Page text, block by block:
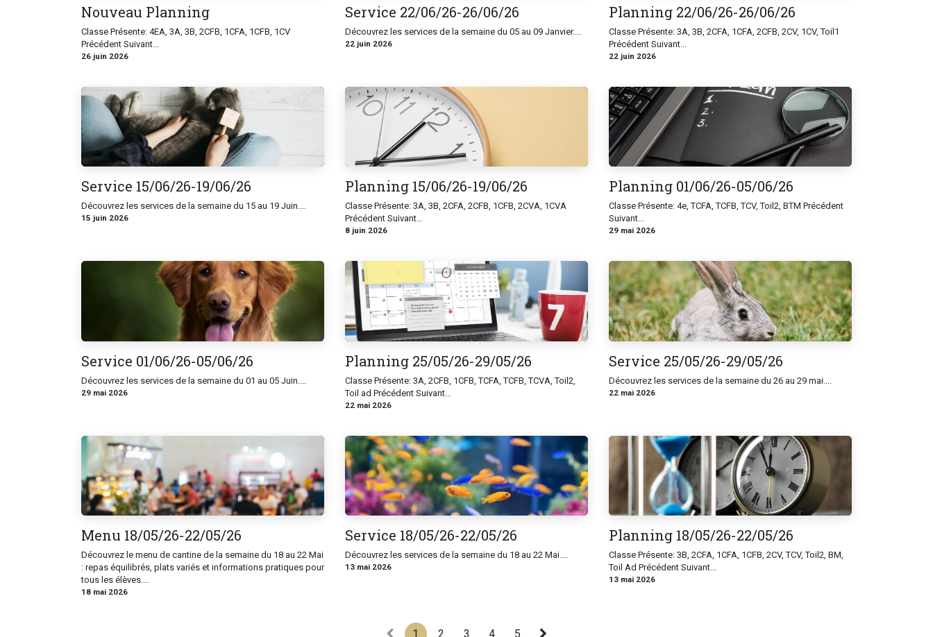
Nouveau Planning
Classe Présente: 4EA, 3A, 3B, 2CFB, 1CFA, 1CFB, 1CV
Précédent Suivant...
26 juin 2026
Service 22/06/26-26/06/26
Découvrez les services de la semaine du 05 au 09 Janvier....
22 juin 2026
Planning 22/06/26-26/06/26
Classe Présente: 3A, 3B, 2CFA, 1CFA, 2CFB, 2CV, 1CV, Toil1
Précédent Suivant...
22 juin 2026
Service 15/06/26-19/06/26
Découvrez les services de la semaine du 15 au 19 Juin....
15 juin 2026
Planning 15/06/26-19/06/26
Classe Présente: 3A, 3B, 2CFA, 2CFB, 1CFB, 2CVA, 1CVA
Précédent Suivant...
8 juin 2026
Planning 01/06/26-05/06/26
Classe Présente: 4e, TCFA, TCFB, TCV, Toil2, BTM Précédent
Suivant...
29 mai 2026
Service 01/06/26-05/06/26
Découvrez les services de la semaine du 01 au 05 Juin....
29 mai 2026
Planning 25/05/26-29/05/26
Classe Présente: 3A, 2CFB, 1CFB, TCFA, TCFB, TCVA, Toil2,
Toil ad Précédent Suivant...
22 mai 2026
Service 25/05/26-29/05/26
Découvrez les services de la semaine du 26 au 29 mai....
22 mai 2026
Menu 18/05/26-22/05/26
Découvrez le menu de cantine de la semaine du 18 au 22 Mai
: repas équilibrés, plats variés et informations pratiques pour
tous les élèves....
18 mai 2026
Service 18/05/26-22/05/26
Découvrez les services de la semaine du 18 au 22 Mai....
13 mai 2026
Planning 18/05/26-22/05/26
Classe Présente: 3B, 2CFA, 1CFA, 1CFB, 2CV, TCV, Toil2, BM,
Toil Ad Précédent Suivant...
13 mai 2026
1 2 3 4 5